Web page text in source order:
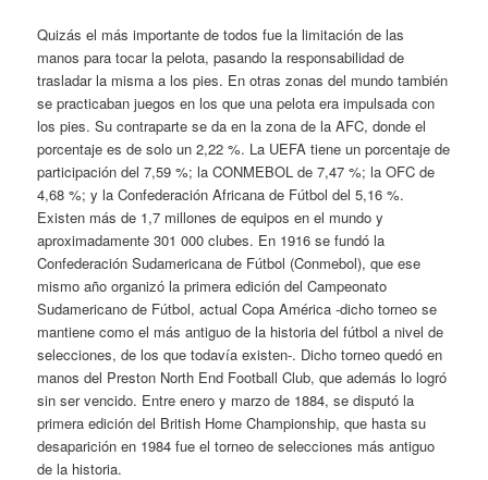
Quizás el más importante de todos fue la limitación de las
manos para tocar la pelota, pasando la responsabilidad de
trasladar la misma a los pies. En otras zonas del mundo también
se practicaban juegos en los que una pelota era impulsada con
los pies. Su contraparte se da en la zona de la AFC, donde el
porcentaje es de solo un 2,22 %. La UEFA tiene un porcentaje de
participación del 7,59 %; la CONMEBOL de 7,47 %; la OFC de
4,68 %; y la Confederación Africana de Fútbol del 5,16 %.
Existen más de 1,7 millones de equipos en el mundo y
aproximadamente 301 000 clubes. En 1916 se fundó la
Confederación Sudamericana de Fútbol (Conmebol), que ese
mismo año organizó la primera edición del Campeonato
Sudamericano de Fútbol, actual Copa América -dicho torneo se
mantiene como el más antiguo de la historia del fútbol a nivel de
selecciones, de los que todavía existen-. Dicho torneo quedó en
manos del Preston North End Football Club, que además lo logró
sin ser vencido. Entre enero y marzo de 1884, se disputó la
primera edición del British Home Championship, que hasta su
desaparición en 1984 fue el torneo de selecciones más antiguo
de la historia.